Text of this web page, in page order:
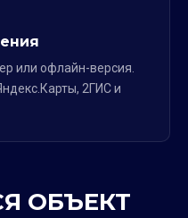
или офлайн-версия.
2ГИС и
ОБЪЕКТ